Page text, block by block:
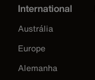
International
Austrália
Europe
Alemanha